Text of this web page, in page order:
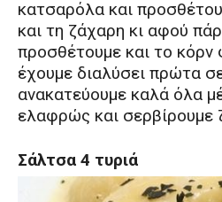
κατσαρόλα και
και τη ζάχαρη κι αφού
προσθέτουμε και το κόρν
έχουμε διαλύσει πρώτα
ανακατεύουμε καλά όλα
ελαφρώς και σερβίρουμε
Σάλτσα 4 τυριά